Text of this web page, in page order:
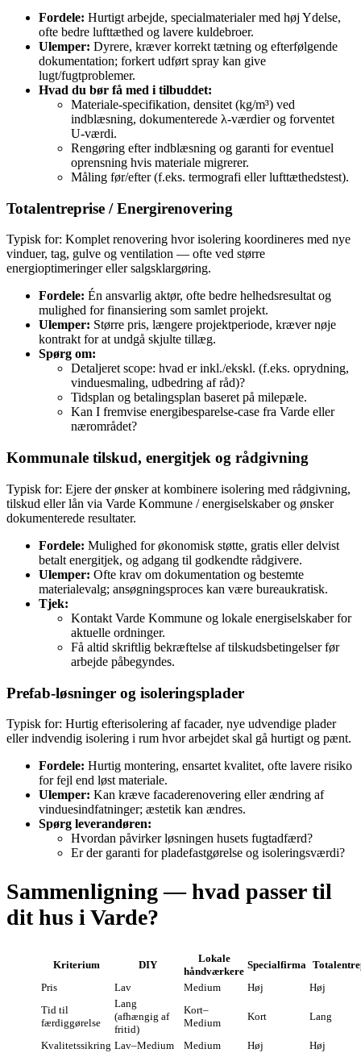
Fordele: Hurtigt arbejde, specialmaterialer med høj Ydelse,
ofte bedre lufttæthed og lavere kuldebroer.
Ulemper: Dyrere, kræver korrekt tætning og efterfølgende
dokumentation; forkert udført spray kan give
lugt/fugtproblemer.
Hvad du bør få med i tilbuddet:
Materiale‑specifikation, densitet (kg/m³) ved
indblæsning, dokumenterede λ‑værdier og forventet
U‑værdi.
Rengøring efter indblæsning og garanti for eventuel
oprensning hvis materiale migrerer.
Måling før/efter (f.eks. termografi eller lufttæthedstest).
Totalentreprise / Energirenovering
Typisk for: Komplet renovering hvor isolering koordineres med nye
vinduer, tag, gulve og ventilation — ofte ved større
energioptimeringer eller salgsklargøring.
Fordele: Én ansvarlig aktør, ofte bedre helhedsresultat og
mulighed for finansiering som samlet projekt.
Ulemper: Større pris, længere projektperiode, kræver nøje
kontrakt for at undgå skjulte tillæg.
Spørg om:
Detaljeret scope: hvad er inkl./ekskl. (f.eks. oprydning,
vinduesmaling, udbedring af råd)?
Tidsplan og betalingsplan baseret på milepæle.
Kan I fremvise energibesparelse‑case fra Varde eller
nærområdet?
Kommunale tilskud, energitjek og rådgivning
Typisk for: Ejere der ønsker at kombinere isolering med rådgivning,
tilskud eller lån via Varde Kommune / energiselskaber og ønsker
dokumenterede resultater.
Fordele: Mulighed for økonomisk støtte, gratis eller delvist
betalt energitjek, og adgang til godkendte rådgivere.
Ulemper: Ofte krav om dokumentation og bestemte
materialevalg; ansøgningsproces kan være bureaukratisk.
Tjek:
Kontakt Varde Kommune og lokale energiselskaber for
aktuelle ordninger.
Få altid skriftlig bekræftelse af tilskudsbetingelser før
arbejde påbegyndes.
Prefab‑løsninger og isoleringsplader
Typisk for: Hurtig efterisolering af facader, nye udvendige plader
eller indvendig isolering i rum hvor arbejdet skal gå hurtigt og pænt.
Fordele: Hurtig montering, ensartet kvalitet, ofte lavere risiko
for fejl end løst materiale.
Ulemper: Kan kræve facaderenovering eller ændring af
vinduesindfatninger; æstetik kan ændres.
Spørg leverandøren:
Hvordan påvirker løsningen husets fugtadfærd?
Er der garanti for pladefastgørelse og isoleringsværdi?
Sammenligning — hvad passer til
dit hus i Varde?
Kriterium DIY
Lokale
håndværkere
Specialfirma
Pris
Lav Medium Høj
Høj
Tid til
færdiggørelse
Lang
(afhængig af
fritid)
Kort–
Medium
Kort Lang
Kvalitetssikring Lav–Medium Medium Høj Høj